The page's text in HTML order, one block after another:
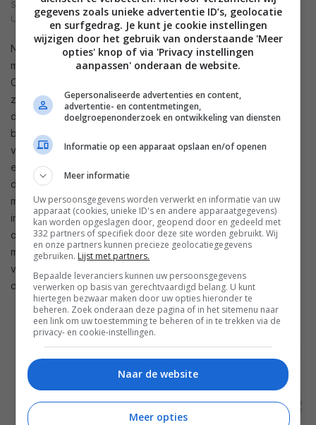
SCHEMATISCH OVERZICHT VAN DE NIEUWE SAMSUNG
UPSCALING TECHNIEKEN
Nieuwe technieken gebaseerd op artificiële intelligentie en
machine learning komen daarbij prominent in beeld.
Conventionele scaling-technieken leiden vaak tot ietwat
zachte beelden, omdat hoog-frequente informatie (lees:
detail) uiteraard niet in het oorspronkelijke lage resolutie
beeld aanwezig waren. Een recente academische publicatie
van onderzoekers aan het Max Planck Instituut bespreekt
een techniek waarbij men probeert texturen met natuurlijk
detail te synthetiseren, eerder dan op pixel basis zo dicht
mogelijk bij het origineel te blijven. Dat leidt soms tot
indrukwekkende resultaten, die visueel vaak erg dicht bij het
origineel komen. Geheel foutloos is de techniek nog niet,
maar het toont wel de toekomstige richting aan. Wie de
volledige paper wilt lezen, vindt hem
de paper toont goed de impact van deze oplossing.
gegevens zoals unieke advertentie ID’s, geolocatie
en surfgedrag. Je kunt je cookie instellingen
wijzigen door het gebruik van onderstaande 'Meer
opties' knop of via 'Privacy instellingen
aanpassen' onderaan de website.
Gepersonaliseerde advertenties en content,
advertentie- en contentmetingen,
doelgroepenonderzoek en ontwikkeling van diensten
Informatie op een apparaat opslaan en/of openen
Meer informatie
Uw persoonsgegevens worden verwerkt en informatie van uw
apparaat (cookies, unieke ID's en andere apparaatgegevens)
kan worden opgeslagen door, geopend door en gedeeld met
332 partners of specifiek door deze site worden gebruikt. Wij
en onze partners kunnen precieze geolocatiegegevens
gebruiken. Lijst met partners.
Bepaalde leveranciers kunnen uw persoonsgegevens
verwerken op basis van gerechtvaardigd belang. U kunt
hiertegen bezwaar maken door uw opties hieronder te
beheren. Zoek onderaan deze pagina of in het sitemenu naar
een link om uw toestemming te beheren of in te trekken via de
privacy- en cookie-instellingen.
Naar de website
Meer opties